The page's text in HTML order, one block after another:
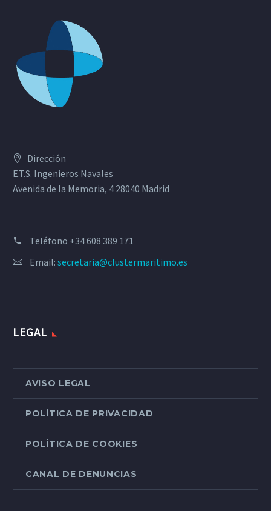
Dirección
E.T.S. Ingenieros Navales
Avenida de la Memoria, 4 28040 Madrid
Teléfono +34 608 389 171
Email: secretaria@clustermaritimo.es
LEGAL
AVISO LEGAL
POLÍTICA DE PRIVACIDAD
POLÍTICA DE COOKIES
CANAL DE DENUNCIAS